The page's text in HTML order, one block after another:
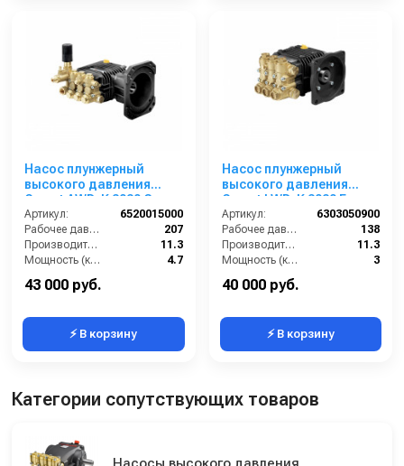
Насос плунжерный
высокого давления
Comet AWD-K 3030 G
(11,3/207) 3400 об/мин.Ø
1”п.в.
Артикул:
6520015000
Рабочее давление (бар):
207
Производительность (л/мин):
11.3
Мощность (кВт):
4.7
Обороты двигателя (об/мин):
43 000 руб.
⚡ В корзину
Насос плунжерный
высокого давления
Comet LWD-K 3020 E
(11,3/138) 3400 об/мин. ø
5/8” п.в.
Артикул:
6303050900
Рабочее давление (бар):
138
Производительность (л/мин):
11.3
Мощность (кВт):
3
Обороты двигателя (об/мин):
40 000 руб.
⚡ В корзину
Категории сопутствующих товаров